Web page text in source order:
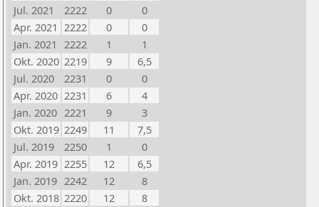
Jul. 2021
2222 0
0
Apr. 2021 2222 0
0
Jan. 2021 2222 1
1
Okt. 2020 2219 9
6,5
Jul. 2020
2231 0
0
Apr. 2020 2231 6
4
Jan. 2020 2221 9
3
Okt. 2019 2249 11
7,5
Jul. 2019
2250 1
0
Apr. 2019 2255 12
6,5
Jan. 2019 2242 12
8
Okt. 2018 2220 12
8